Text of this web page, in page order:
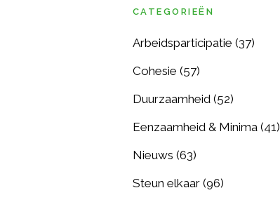
CATEGORIEËN
Arbeidsparticipatie (37)
Cohesie (57)
Duurzaamheid(52)
Eenzaamheid & Minima(41)
Nieuws (63)
Steun elkaar(96)